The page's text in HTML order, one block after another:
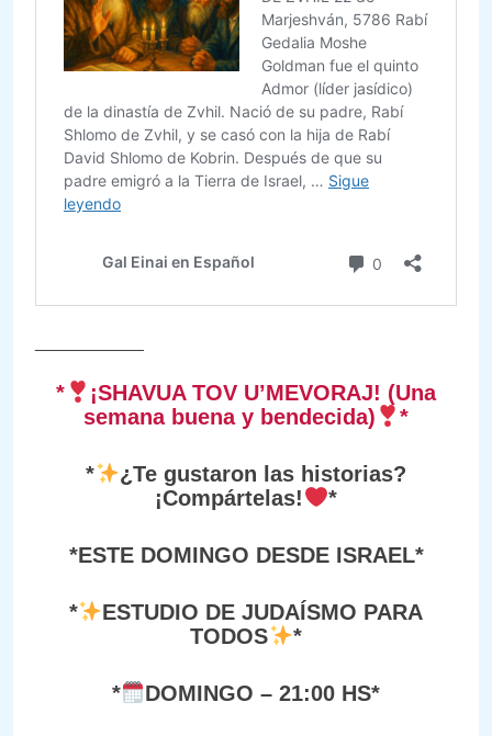
*
¡SHAVUA TOV U’MEVORAJ! (Una
semana buena y bendecida)
*
*
¿Te gustaron las historias?
¡Compártelas!
*
*ESTE DOMINGO DESDE ISRAEL*
*
ESTUDIO DE JUDAÍSMO PARA
TODOS
*
* DOMINGO – 21:00 HS*